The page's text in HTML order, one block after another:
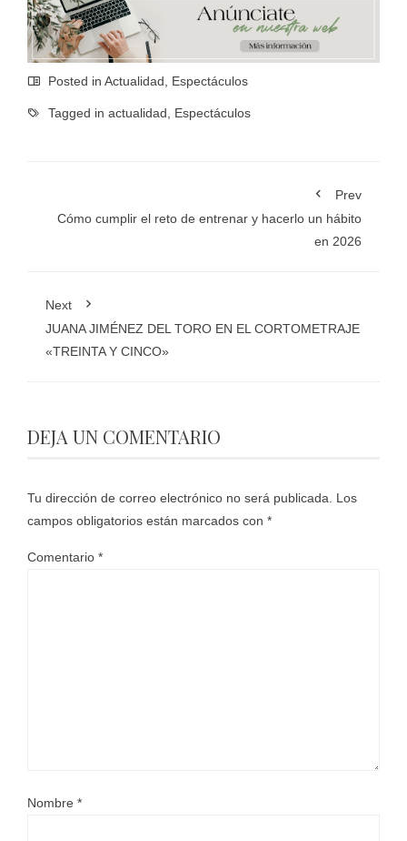
Posted in Actualidad Espectáculos
Tagged in actualidad Espectáculos
Prev
Cómo cumplir el reto de entrenar y hacerlo un hábito
en 2026
Next
JUANA JIMÉNEZ DEL TORO EN EL CORTOMETRAJE
«TREINTA Y CINCO»
DEJA UN COMENTARIO
Tu dirección de correo electrónico no será publicada.
Los
campos obligatorios están marcados con *
Comentario *
Nombre *